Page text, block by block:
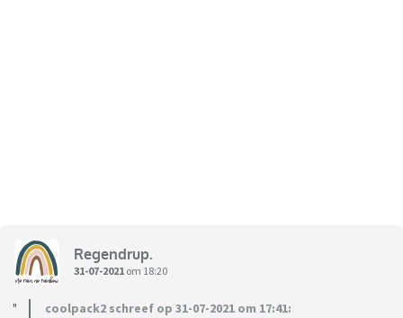
Regendrup.
31-07-2021 om 18:20
coolpack2 schreef op 31-07-2021 om 17:41: